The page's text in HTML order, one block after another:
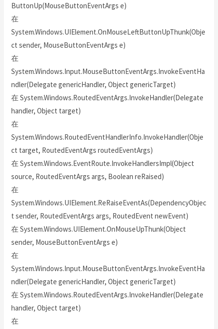
ButtonUp(MouseButtonEventArgs e)
在
System.Windows.UIElement.OnMouseLeftButtonUpThunk(Obje
ct sender, MouseButtonEventArgs e)
在
System.Windows.Input.MouseButtonEventArgs.InvokeEventHa
ndler(Delegate genericHandler, Object genericTarget)
在 System.Windows.RoutedEventArgs.InvokeHandler(Delegate
handler, Object target)
在
System.Windows.RoutedEventHandlerInfo.InvokeHandler(Obje
ct target, RoutedEventArgs routedEventArgs)
在 System.Windows.EventRoute.InvokeHandlersImpl(Object
source, RoutedEventArgs args, Boolean reRaised)
在
System.Windows.UIElement.ReRaiseEventAs(DependencyObjec
t sender, RoutedEventArgs args, RoutedEvent newEvent)
在 System.Windows.UIElement.OnMouseUpThunk(Object
sender, MouseButtonEventArgs e)
在
System.Windows.Input.MouseButtonEventArgs.InvokeEventHa
ndler(Delegate genericHandler, Object genericTarget)
在 System.Windows.RoutedEventArgs.InvokeHandler(Delegate
handler, Object target)
在